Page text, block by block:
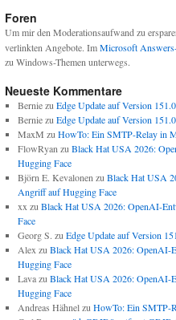
Foren
Um mir den Moderationsaufwand zu
verlinkten Angebote. ImMicrosoft
zu Windows-Themen unterwegs.
Neueste Kommentare
Berniezu Edge Update auf Version
Berniezu Edge Update auf Version
MaxM zu HowTo: Ein SMTP-Relay in
FlowRyan zu Black Hat USA 2026:
Hugging Face
Björn E. Kevalonen zu Black Hat USA
Angriff auf Hugging Face
xx zu Black Hat USA 2026: OpenAI-
Face
Georg S. zu Edge Update auf Version
Alex zu Black Hat USA 2026: OpenAI-
Hugging Face
Lavazu Black Hat USA 2026: OpenAI-
Hugging Face
Andreas Hähnelzu HowTo: Ein SMTP-